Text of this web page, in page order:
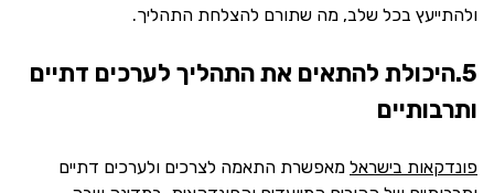
ולהתייעץ בכל שלב, מה שתורם להצלחת התהליך.
5.היכולת להתאים את התהליך לערכים דתיים
ותרבותיים
פונדקאות בישראל מאפשרת התאמה לצרכים ולערכים דתיים